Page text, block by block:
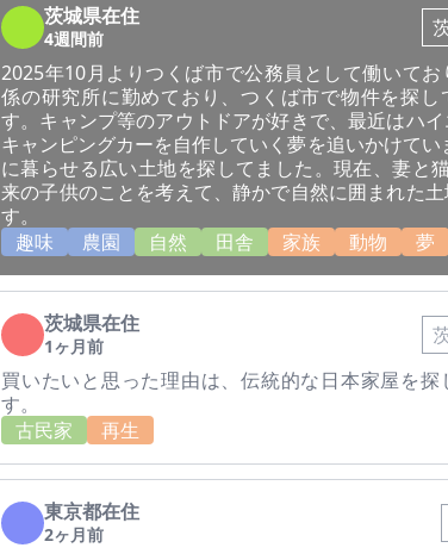
茨城県在住
4週間前
2025年10月よりつくば市で公務員として働いてお
係の研究所に勤めており、つくば市で物件を探し
す。キャンプ等のアウトドアが好きで、最近はハ
キャンピングカーを自作していく夢を追いかけてい
に暮らせる広い土地を探してました。現在、妻と
来の子供のことを考えて、静かで自然に囲まれた土
す。
趣味
農園 自然 田舎 家族 動物 夢
茨城県在住
1ヶ月前
買いたいと思った理由は、伝統的な日本家屋を探
す。
古民家
再生
東京都在住
2ヶ月前